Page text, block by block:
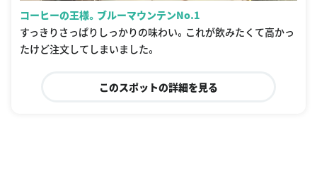
コーヒーの王様。ブルーマウンテンNo.1
すっきりさっぱりしっかりの味わい。これが飲みたくて高かっ
たけど注文してしまいました。
このスポットの詳細を見る